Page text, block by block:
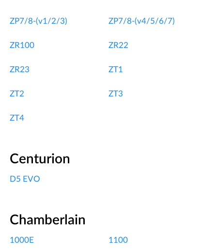
ZP7/8-(v1/2/3) ZP7/8-(v4/5/6/7)
ZR100 ZR22
ZR23 ZT1
ZT2 ZT3
ZT4
Centurion
D5 EVO
Chamberlain
1000E 1100